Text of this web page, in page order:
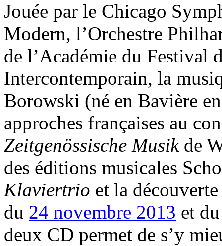
Jouée par le Chicago
Modern, l’Orchestre
de l’Académie du Festival
Intercontemporain, la
Borowski (né en Bavière
approches françaises au
Zeitgenössische Musik de
des éditions musicales
Klaviertrio et la
du 24 novembre 2013 et
deux CD permet de s’y